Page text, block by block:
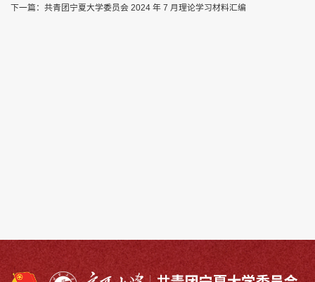
下一篇： 共青团宁夏大学委员会 2024 年 7 月理论学习材料汇编